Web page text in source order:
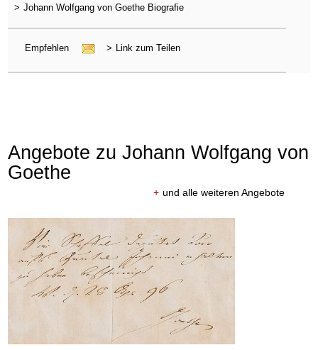
> Johann Wolfgang von Goethe Biografie
Empfehlen > Link zum Teilen
Angebote zu Johann Wolfgang von
Goethe
+ und alle weiteren Angebote